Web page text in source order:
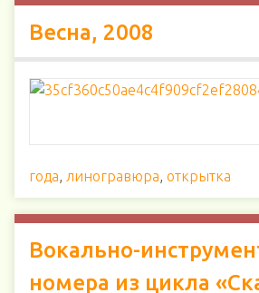
Весна, 2008
года, линогравюра, открытка
Вокально-
номера из цикла